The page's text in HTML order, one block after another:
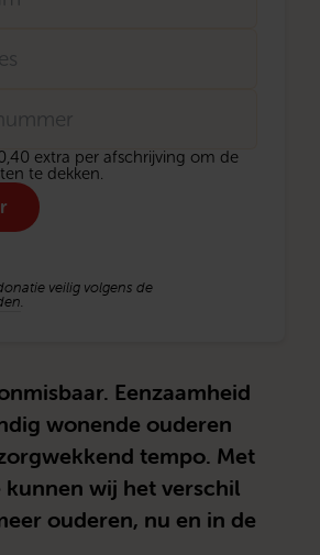
extra per afschrijving om de
te dekken.
veilig volgens de
.
Eenzaamheid
wonende ouderen
tempo. Met
wij het verschil
ouderen, nu en in de